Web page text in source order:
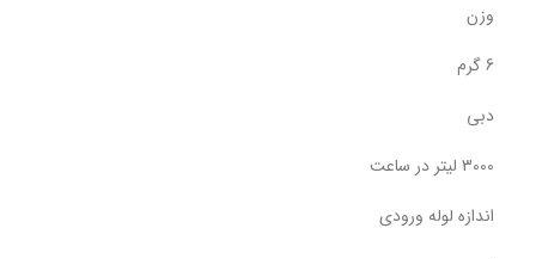
وزن
6 گرم
دبی
3000 لیتر در ساعت
اندازه لوله ورودی